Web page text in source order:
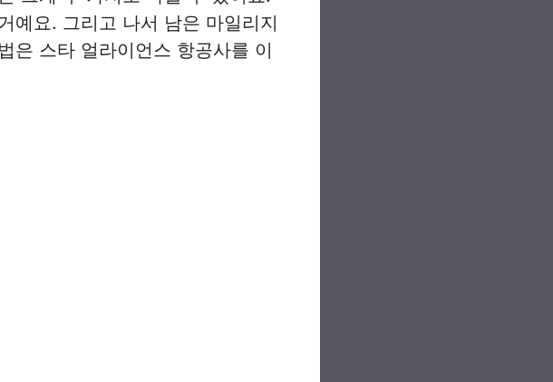
예요. 그리고 나서 남은 마일리지
은 스타 얼라이언스 항공사를 이